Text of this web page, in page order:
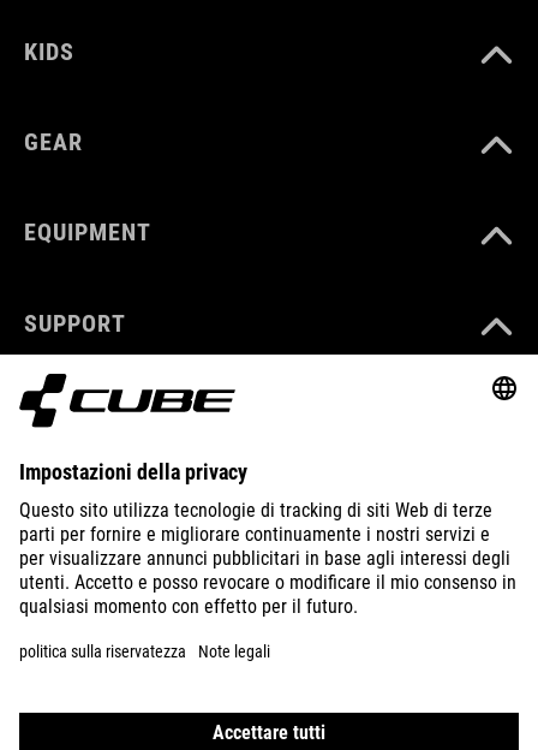
KIDS
GEAR
EQUIPMENT
SUPPORT
ABOUT US
EXPLORE